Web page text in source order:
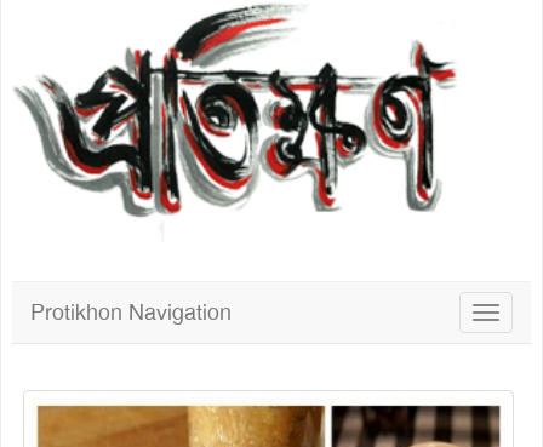
Toggle
Protikhon Navigation